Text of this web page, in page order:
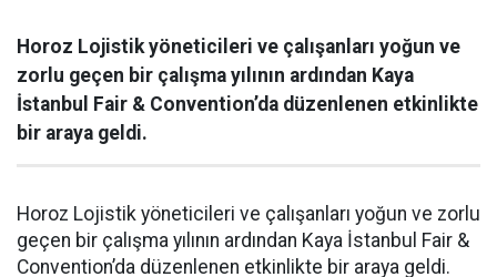
Horoz Lojistik yöneticileri ve çalışanları yoğun ve
zorlu geçen bir çalışma yılının ardından Kaya
İstanbul Fair & Convention’da düzenlenen etkinlikte
bir araya geldi.
Horoz Lojistik yöneticileri ve çalışanları yoğun ve zorlu
geçen bir çalışma yılının ardından Kaya İstanbul Fair &
Convention’da düzenlenen etkinlikte bir araya geldi.